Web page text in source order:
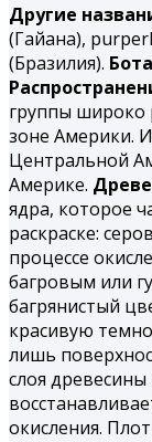
Другие
(Гайана),
(Бразилия).
группы широко
зоне Америки.
Центральной
Америке.
ядра, которое
раскраске:
процессе
багровым или
багрянистый
красивую
лишь
слоя
окисления.